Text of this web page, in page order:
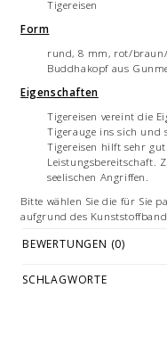
Tigereisen
Form
rund, 8 mm, rot/braun/
Buddhakopf aus
Eigenschaften
Tigereisen vereint die
Tigerauge ins sich und
Tigereisen hilft sehr
Leistungsbereitschaft.
seelischen Angriffen.
Bitte wählen Sie die für Sie
aufgrund des
die Anzahl und Anordnung
Die Farbeinstellungen an
BEWERTUNGEN (0)
SCHLAGWORTE